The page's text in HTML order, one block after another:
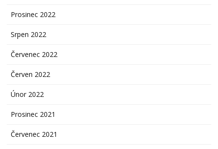
Prosinec 2022
Srpen 2022
Červenec 2022
Červen 2022
Únor 2022
Prosinec 2021
Červenec 2021